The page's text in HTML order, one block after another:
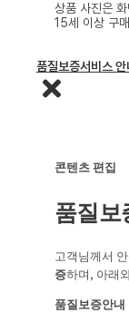
상품 사진은
15세 이상 구
품질보증서비스 안
콘텐츠 편집
품질보
고객님께서
증하며, 아래
품질보증안내